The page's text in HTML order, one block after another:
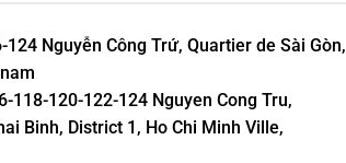
Nguyễn Công Trứ, Quartier de Sài Gòn,
118-120-122-124 Nguyen Cong Tru,
Binh, District 1, Ho Chi Minh Ville,